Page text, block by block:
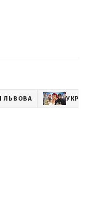
ЛЬВОВА